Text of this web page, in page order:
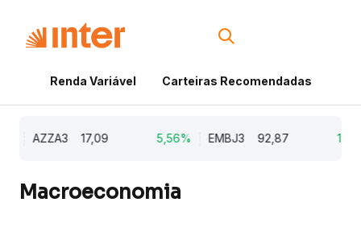
Renda Variável Carteiras Recomendadas
AZZA3 17,09 5,56% EMBJ3 92,87 1,33%
Macroeconomia